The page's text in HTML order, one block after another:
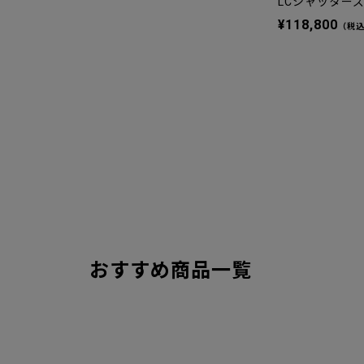
¥118,800 （税込
おすすめ商品一覧